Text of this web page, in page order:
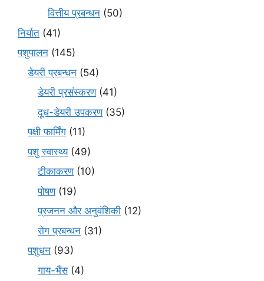
वित्तीय प्रबन्धन (50)
निर्यात (41)
पशुपालन (145)
डेयरी प्रबन्धन (54)
डेयरी प्रसंस्करण(41)
दूध-डेयरी उपकरण(35)
पक्षी फार्मिंग (11)
पशु स्वास्थ्य(49)
टीकाकरण(10)
पोषण(19)
प्रजनन और अनुवंशिकी (12)
रोग प्रबन्धन (31)
पशुधन (93)
गाय-भैंस(4)